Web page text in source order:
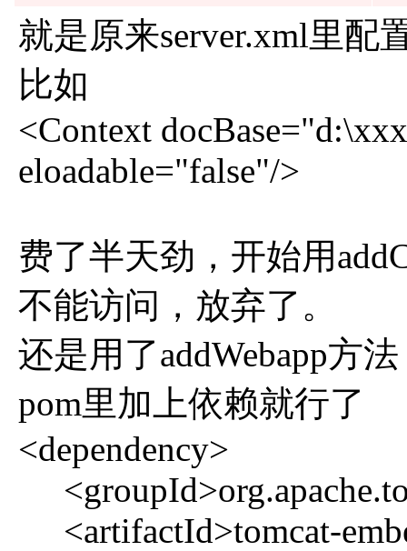
就是原来server.xml里配
比如
<Context
eloadable="false"/>
费了半天劲，开始用
不能访问，放弃了。
还是用了addWebapp方
pom里加上依赖就行了
<dependency>
<artifactId>tomcat-